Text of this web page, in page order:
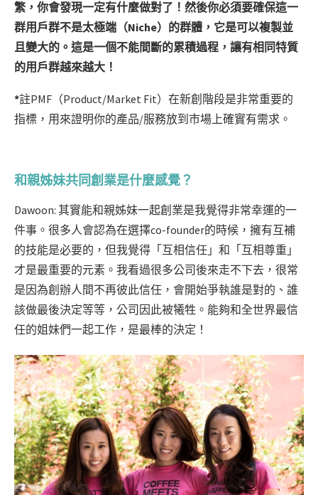
繁，你會發現一定有什麼做對了！然後你必須要確保這一
群用戶群不是太極端（Niche）的群體，它是可以複製並
且變大的。這是一個不能間斷的累積過程，讓有相同特質
的用戶群越來越大！
*註PMF（Product/Market Fit）在新創階段是非常重要的
指標，用來證明你的產品/服務放到市場上確實有需求。
和親姊妹共同創業是什麼感覺？
Dawoon: 其實能和親姊妹一起創業是我覺得非常幸運的一
件事。很多人會認為在選擇co-founder的時候，擁有互補
的技能是必要的，但我覺得「互相信任」和「互相尊重」
才是最重要的元素。我看過很多公司後來走不下去，很常
是因為創辦人間不再彼此信任，會開始爭執誰是對的、誰
該做最後決定等等，公司因此被犧牲。能夠和全世界最信
任的姐妹們一起工作，是最棒的決定！